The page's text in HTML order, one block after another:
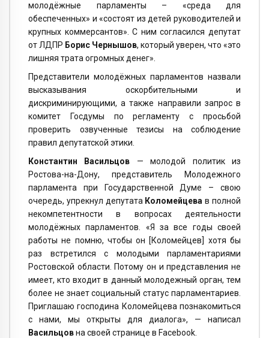
молодёжные парламенты – «среда для
обеспеченных» и «состоят из детей руководителей и
крупных коммерсантов». С ним согласился депутат
от ЛДПР Борис Чернышов, который уверен, что «это
лишняя трата огромных денег».
Представители молодёжных парламентов назвали
высказывания оскорбительными и
дискриминирующими, а также направили запрос в
комитет Госдумы по регламенту с просьбой
проверить озвученные тезисы на соблюдение
правил депутатской этики.
Константин Васильцов — молодой политик из
Ростова-на-Дону, представитель Молодежного
парламента при Государственной Думе – свою
очередь, упрекнул депутата Коломейцева в полной
некомпетентности в вопросах деятельности
молодёжных парламентов. «Я за все годы своей
работы не помню, чтобы он [Коломейцев] хотя бы
раз встретился с молодыми парламентариями
Ростовской области. Потому он и представления не
имеет, кто входит в данный молодежный орган, тем
более не знает социальный статус парламентариев.
Приглашаю господина Коломейцева познакомиться
с нами, мы открыты для диалога», — написал
Васильцовна своей странице в Facebook.